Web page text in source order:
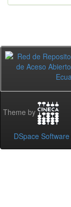
Theme by
DSpace Software